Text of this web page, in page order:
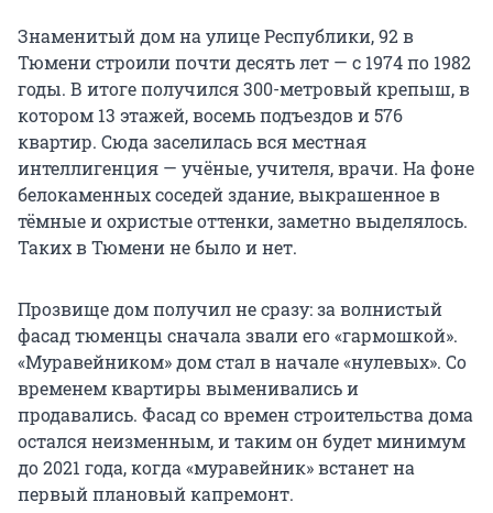
Знаменитый дом на улице Республики, 92 в
Тюмени строили почти десять лет — с 1974 по 1982
годы. В итоге получился 300-метровый крепыш, в
котором 13 этажей, восемь подъездов и 576
квартир. Сюда заселилась вся местная
интеллигенция — учёные, учителя, врачи. На фоне
белокаменных соседей здание, выкрашенное в
тёмные и охристые оттенки, заметно выделялось.
Таких в Тюмени не было и нет.
Прозвище дом получил не сразу: за волнистый
фасад тюменцы сначала звали его «гармошкой».
«Муравейником» дом стал в начале «нулевых». Со
временем квартиры выменивались и
продавались. Фасад со времен строительства дома
остался неизменным, и таким он будет минимум
до 2021 года, когда «муравейник» встанет на
первый плановый капремонт.